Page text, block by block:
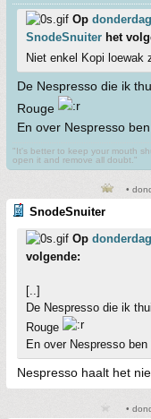
Op
SnodeSnuiter het
Niet enkel Kopi loewak
De Nespresso die ik
Rouge
En over Nespresso
"It's better to keep your mouth
open it and remove all doubt."
•
SnodeSnuiter
Op
volgende:
[..]
De Nespresso die ik
Rouge
En over Nespresso
Nespresso haalt het
•